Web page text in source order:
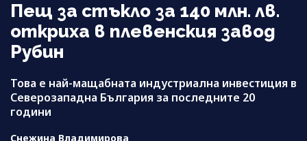
Пещ за стъкло за 140 млн. лв.
откриха в плевенския завод
Рубин
Това е най-мащабната индустриална инвестиция в
Северозападна България за последните 20
години
Снежина Владимирова